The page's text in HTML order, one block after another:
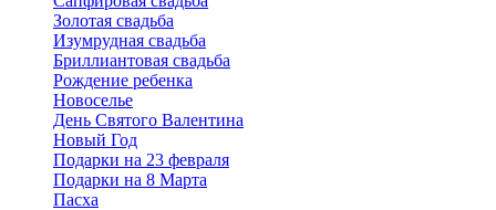
Золотая свадьба
Изумрудная свадьба
Бриллиантовая свадьба
Рождение ребенка
Новоселье
День Святого Валентина
Новый Год
Подарки на 23 февраля
Подарки на 8 Марта
Пасха